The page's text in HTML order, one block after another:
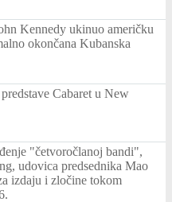
Kennedy ukinuo američku
okončana Kubanska
Cabaret u New
"četvoročlanoj bandi",
udovica predsednika Mao
izdaju i zločine tokom